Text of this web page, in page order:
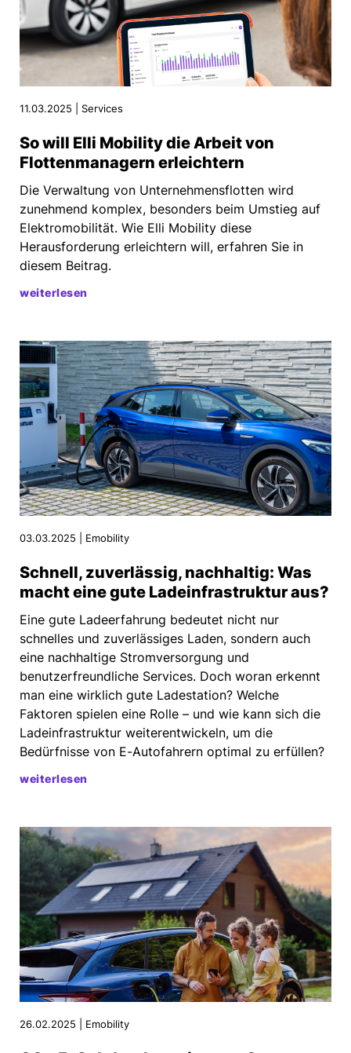
11.03.2025 | Services
So will Elli Mobility die Arbeit von
Flottenmanagern erleichtern
Die Verwaltung von Unternehmensflotten wird
zunehmend komplex, besonders beim Umstieg auf
Elektromobilität. Wie Elli Mobility diese
Herausforderung erleichtern will, erfahren Sie in
diesem Beitrag.
weiterlesen
03.03.2025 | Emobility
Schnell, zuverlässig, nachhaltig: Was
macht eine gute Ladeinfrastruktur aus?
Eine gute Ladeerfahrung bedeutet nicht nur
schnelles und zuverlässiges Laden, sondern auch
eine nachhaltige Stromversorgung und
benutzerfreundliche Services. Doch woran erkennt
man eine wirklich gute Ladestation? Welche
Faktoren spielen eine Rolle – und wie kann sich die
Ladeinfrastruktur weiterentwickeln, um die
Bedürfnisse von E-Autofahrern optimal zu erfüllen?
weiterlesen
26.02.2025 | Emobility